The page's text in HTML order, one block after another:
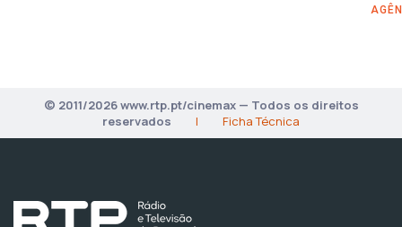
© 2011/2026 www.rtp.pt/cinemax — Todos os direitos
reservados
| Ficha Técnica